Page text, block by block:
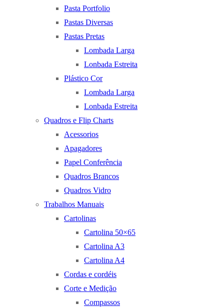
Pasta Portfolio
Pastas Diversas
Pastas Pretas
Lombada Larga
Lonbada Estreita
Plástico Cor
Lombada Larga
Lonbada Estreita
Quadros e Flip Charts
Acessorios
Apagadores
Papel Conferência
Quadros Brancos
Quadros Vidro
Trabalhos Manuais
Cartolinas
Cartolina 50×65
Cartolina A3
Cartolina A4
Cordas e cordéis
Corte e Medição
Compassos